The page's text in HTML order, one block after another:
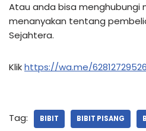
Atau anda bisa menghubungi
menanyakan tentang
Sejahtera.
Klikhttps://wa.me/
Tag: BIBIT BIBIT PISANG